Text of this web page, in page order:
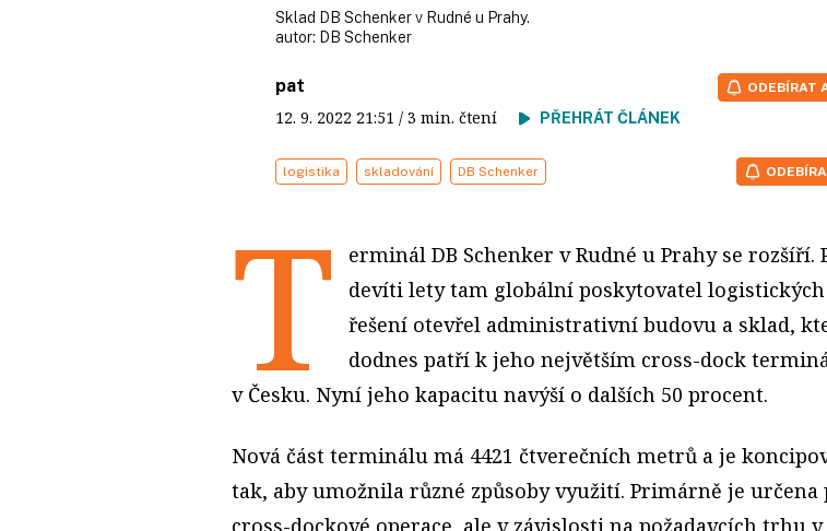
Sklad DB Schenker v Rudné u Prahy.
autor: DB Schenker
pat
12. 9. 2022 21:51 / 3 min. čtení PŘEHRÁT ČLÁNEK
ODEBÍRAT
logistika skladování DB Schenker
T
erminál DB Schenker v Rudné u Prahy se rozšíří.
devíti lety tam globální poskytovatel logistických
řešení otevřel administrativní budovu a sklad,
dodnes patří k jeho největším cross-dock
v Česku. Nyní jeho kapacitu navýší o dalších 50 procent.
Nová část terminálu má 4421 čtverečních metrů a je
tak, aby umožnila různé způsoby využití. Primárně je určena
cross-dockové operace, ale v závislosti na požadavcích trhu